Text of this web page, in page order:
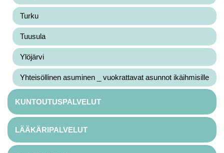
Turku
Tuusula
Ylöjärvi
Yhteisöllinen asuminen _ vuokrattavat asunnot ikäihmisille
KUNTOUTUSPALVELUT
LÄÄKÄRIPALVELUT